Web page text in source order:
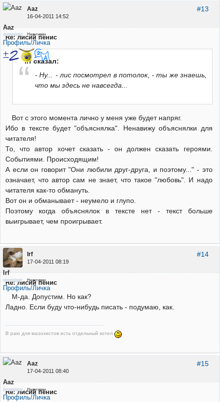
#13
Aaz
16-04-2011 14:52
Aaz
Неактивен
Профиль/Личка
Re: лисий пенис
Irf сказал:
- Ну... - лис посмотрел в потолок, - ты же знаешь,
что мы здесь не навсегда...
Вот с этого момента лично у меня уже будет напряг.
Ибо в тексте будет "объяснялка". Ненавижу объяснялки для
читателя!
То, что автор хочет сказать - он должен сказать героями.
Событиями. Происходящим!
А если он говорит "Они любили друг-друга, и поэтому..." - это
означает, что автор сам не знает, что такое "любовь". И надо
читателя как-то обмануть.
Вот он и обманывает - неумело и глупо.
Поэтому когда объяснялок в тексте нет - текст больше
выигрывает, чем проигрывает.
#14
Irf
17-04-2011 08:19
Irf
Неактивен
Профиль/Личка
Re: лисий пенис
М-да. Допустим. Но как?
Ладно. Если буду что-нибудь писать - подумаю, как.
В раю для мазохистов есть отдельный котел
#15
Aaz
17-04-2011 08:40
Aaz
Неактивен
Профиль/Личка
Re: лисий пенис